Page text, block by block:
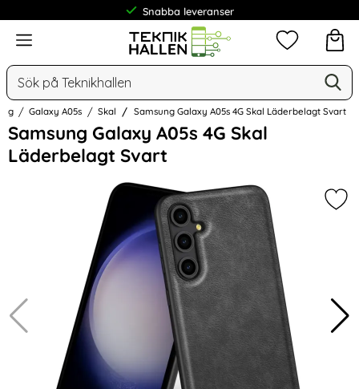
Snabba leveranser
Meny
Sök
Mina
Galaxy A05s Skal Samsung Galaxy A05s 4G Skal Läderbelagt Svart
Samsung Galaxy A05s 4G Skal
Läderbelagt Svart
Hoppa
över
Bilder